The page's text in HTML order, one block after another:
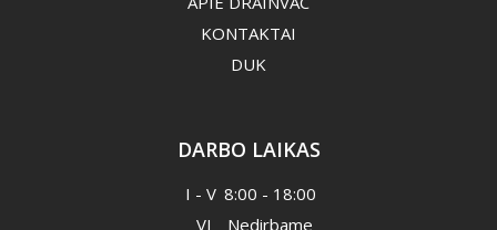
KONTAKTAI
DUK
DARBO LAIKAS
I - V 8:00 - 18:00
VI
Nedirbame